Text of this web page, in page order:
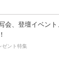
会、登壇イベン
ゼント特集